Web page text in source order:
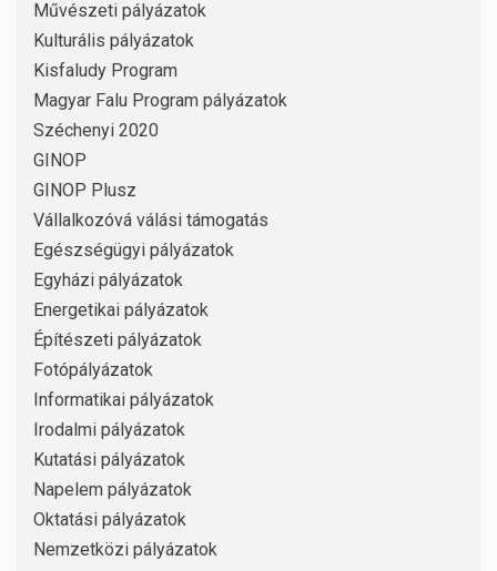
Művészeti pályázatok
Kulturális pályázatok
Kisfaludy Program
Magyar Falu Program pályázatok
Széchenyi 2020
GINOP
GINOP Plusz
Vállalkozóvá válási támogatás
Egészségügyi pályázatok
Egyházi pályázatok
Energetikai pályázatok
Építészeti pályázatok
Fotópályázatok
Informatikai pályázatok
Irodalmi pályázatok
Kutatási pályázatok
Napelem pályázatok
Oktatási pályázatok
Nemzetközi pályázatok